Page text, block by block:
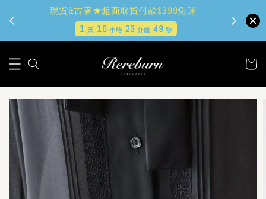
現貨&古著★超商取貨付款$399免運
1 天 10 小時 23 分鐘 48秒